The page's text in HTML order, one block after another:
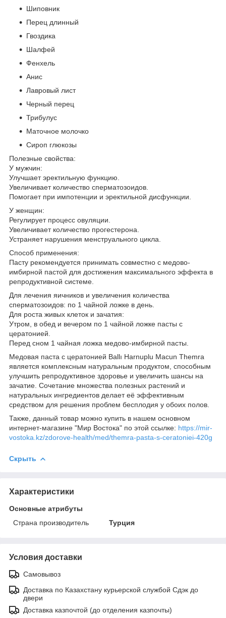
Шиповник
Перец длинный
Гвоздика
Шалфей
Фенхель
Анис
Лавровый лист
Черный перец
Трибулус
Маточное молочко
Сироп глюкозы
Полезные свойства:
У мужчин:
Улучшает эректильную функцию.
Увеличивает количество сперматозоидов.
Помогает при импотенции и эректильной дисфункции.
У женщин:
Регулирует процесс овуляции.
Увеличивает количество прогестерона.
Устраняет нарушения менструального цикла.
Способ применения:
Пасту рекомендуется принимать совместно с медово-
имбирной пастой для достижения максимального эффекта в
репродуктивной системе.
Для лечения яичников и увеличения количества
сперматозоидов: по 1 чайной ложке в день.
Для роста живых клеток и зачатия:
Утром, в обед и вечером по 1 чайной ложке пасты с
цератонией.
Перед сном 1 чайная ложка медово-имбирной пасты.
Медовая паста с цератонией Ballı Harnuplu Macun Themra
является комплексным натуральным продуктом, способным
улучшить репродуктивное здоровье и увеличить шансы на
зачатие. Сочетание множества полезных растений и
натуральных ингредиентов делает её эффективным
средством для решения проблем бесплодия у обоих полов.
Также, данный товар можно купить в нашем основном
интернет-магазине "Мир Востока" по этой ссылке: https://mir-
vostoka.kz/zdorove-health/med/themra-pasta-s-ceratoniei-420g
Скрыть
Характеристики
Основные атрибуты
Страна производитель
Турция
Условия доставки
Самовывоз
Доставка по Казахстану курьерской службой Сдэк до
двери
Доставка казпочтой (до отделения казпочты)